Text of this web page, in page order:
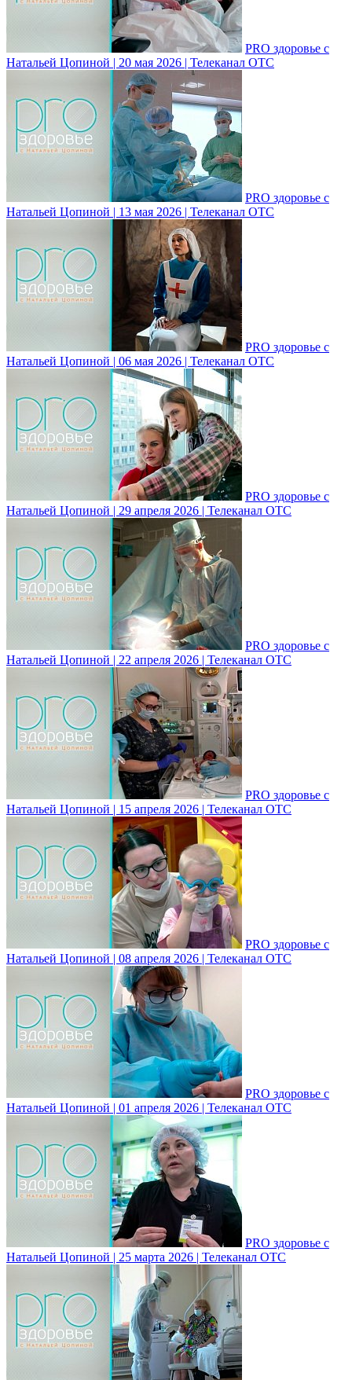
PRO здоровье с
Натальей Цопиной | 20 мая 2026 | Телеканал ОТС
PRO здоровье с
Натальей Цопиной | 13 мая 2026 | Телеканал ОТС
PRO здоровье с
Натальей Цопиной | 06 мая 2026 | Телеканал ОТС
PRO здоровье с
Натальей Цопиной | 29 апреля 2026 | Телеканал ОТС
PRO здоровье с
Натальей Цопиной | 22 апреля 2026 | Телеканал ОТС
PRO здоровье с
Натальей Цопиной | 15 апреля 2026 | Телеканал ОТС
PRO здоровье с
Натальей Цопиной | 08 апреля 2026 | Телеканал ОТС
PRO здоровье с
Натальей Цопиной | 01 апреля 2026 | Телеканал ОТС
PRO здоровье с
Натальей Цопиной | 25 марта 2026 | Телеканал ОТС